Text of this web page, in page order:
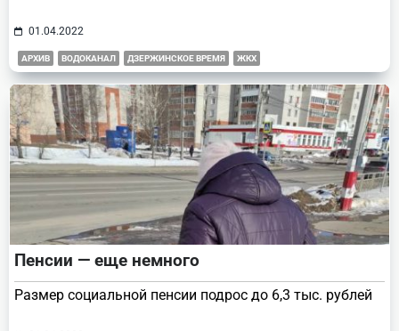
01.04.2022
АРХИВ ВОДОКАНАЛ ДЗЕРЖИНСКОЕ ВРЕМЯ ЖКХ
Пенсии — еще немного
Размер социальной пенсии подрос до 6,3 тыс. рублей